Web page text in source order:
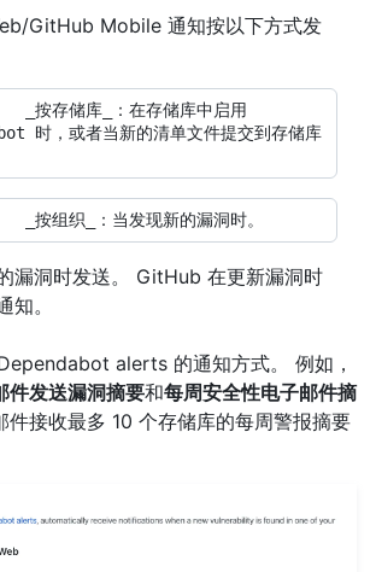
GitHub Mobile 通知按以下方式发
时，或者当新的清单文件提交到存储库
漏洞时发送。 GitHub 在更新漏洞时
知。
alerts 的通知方式。 例如，
件发送漏洞摘要和每周安全性电子邮件摘
件接收最多 10 个存储库的每周警报摘要